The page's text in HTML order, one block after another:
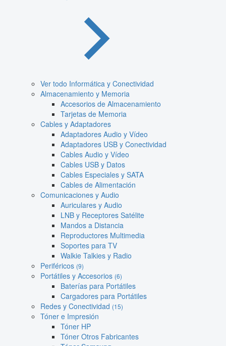
Ver todo Informática y Conectividad
Almacenamiento y Memoria
Accesorios de Almacenamiento
Tarjetas de Memoria
Cables y Adaptadores
Adaptadores Audio y Vídeo
Adaptadores USB y Conectividad
Cables Audio y Vídeo
Cables USB y Datos
Cables Especiales y SATA
Cables de Alimentación
Comunicaciones y Audio
Auriculares y Audio
LNB y Receptores Satélite
Mandos a Distancia
Reproductores Multimedia
Soportes para TV
Walkie Talkies y Radio
Periféricos (9)
Portátiles y Accesorios (6)
Baterías para Portátiles
Cargadores para Portátiles
Redes y Conectividad (15)
Tóner e Impresión
Tóner HP
Tóner Otros Fabricantes